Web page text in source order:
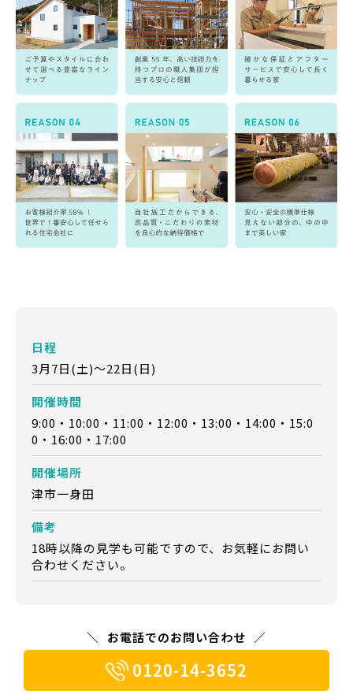
日程
3月7日(土)～22日(日)
開催時間
9:00・10:00・11:00・12:00・13:00・14:00・15:0
0・16:00・17:00
開催場所
津市一身田
備考
18時以降の見学も可能ですので、お気軽にお問い
合わせください。
お電話でのお問い合わせ
0120-14-3652